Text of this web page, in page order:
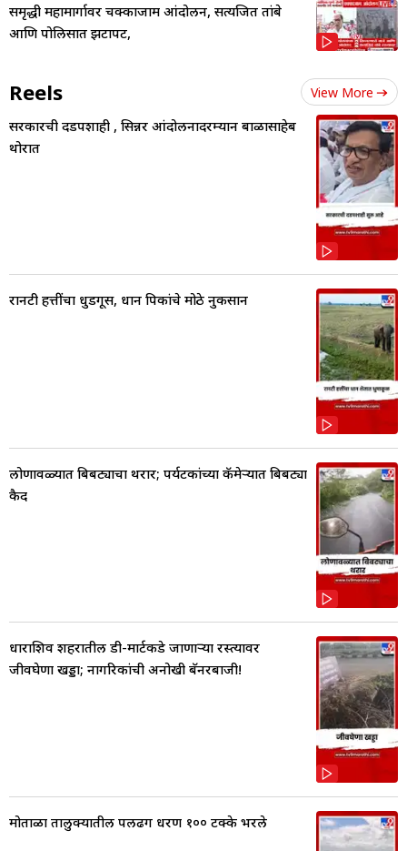
समृद्धी महामार्गावर चक्काजाम आंदोलन, सत्यजित तांबे
आणि पोलिसात झटापट,
Reels View More
सरकारची दडपशाही , सिन्नर आंदोलनादरम्यान बाळासाहेब
थोरात
रानटी हत्तींचा धुडगूस, धान पिकांचे मोठे नुकसान
लोणावळ्यात बिबट्याचा थरार; पर्यटकांच्या कॅमेऱ्यात बिबट्या
कैद
धाराशिव शहरातील डी-मार्टकडे जाणाऱ्या रस्त्यावर
जीवघेणा खड्डा; नागरिकांची अनोखी बॅनरबाजी!
मोताळा तालुक्यातील पलढग धरण १०० टक्के भरले